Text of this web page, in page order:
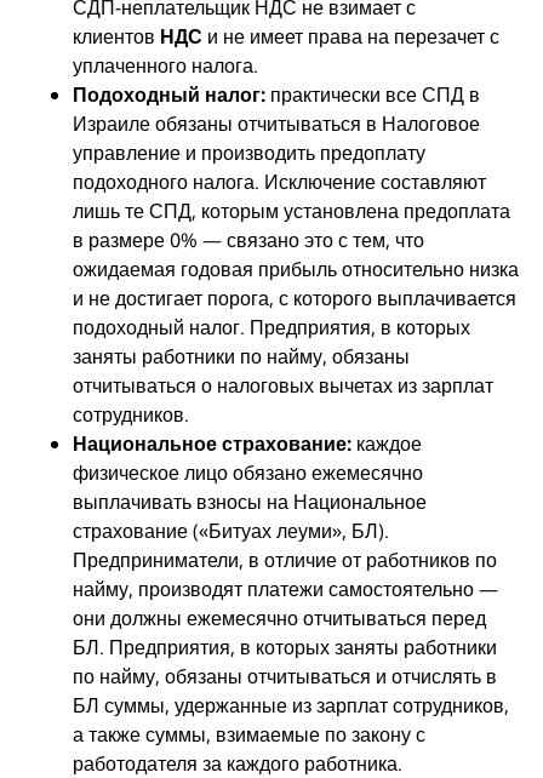
СДП-неплательщик НДС не взимает с
клиентов НДС и не имеет права на перезачет с
уплаченного налога.
Подоходный налог: практически все СПД в
Израиле обязаны отчитываться в Налоговое
управление и производить предоплату
подоходного налога. Исключение составляют
лишь те СПД, которым установлена предоплата
в размере 0% — связано это с тем, что
ожидаемая годовая прибыль относительно низка
и не достигает порога, с которого выплачивается
подоходный налог. Предприятия, в которых
заняты работники по найму, обязаны
отчитываться о налоговых вычетах из зарплат
сотрудников.
Национальное страхование: каждое
физическое лицо обязано ежемесячно
выплачивать взносы на Национальное
страхование («Битуах леуми», БЛ).
Предприниматели, в отличие от работников по
найму, производят платежи самостоятельно —
они должны ежемесячно отчитываться перед
БЛ. Предприятия, в которых заняты работники
по найму, обязаны отчитываться и отчислять в
БЛ суммы, удержанные из зарплат сотрудников,
а также суммы, взимаемые по закону с
работодателя за каждого работника.